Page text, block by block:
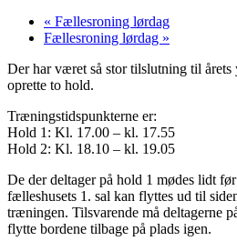
« Fællesroning lørdag
Fællesroning lørdag »
Der har været så stor tilslutning til
oprette to hold.
Træningstidspunkterne er:
Hold 1: Kl. 17.00 – kl. 17.55
Hold 2: Kl. 18.10 – kl. 19.05
De der deltager på hold 1 mødes lidt
fælleshusets 1. sal kan flyttes ud til
træningen. Tilsvarende må deltagerne
flytte bordene tilbage på plads igen.